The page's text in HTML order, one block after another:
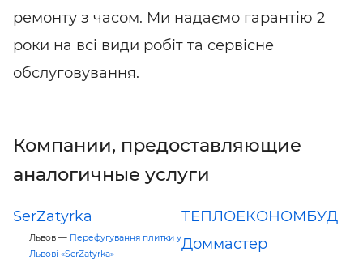
ремонту з часом. Ми надаємо гарантію 2
роки на всі види робіт та сервісне
обслуговування.
Компании, предоставляющие
аналогичные услуги
SerZatyrka
Львов — Перефугування плитки у
Львові «SerZatyrka»
ТЕПЛОЕКОНОМБУД
Доммастер